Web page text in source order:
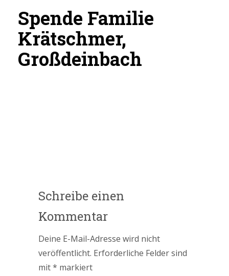
Spende Familie
Krätschmer,
Großdeinbach
Schreibe einen
Kommentar
Deine E-Mail-Adresse wird nicht
veröffentlicht. Erforderliche Felder sind
mit* markiert